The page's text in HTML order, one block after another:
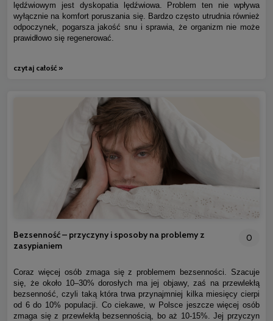
lędźwiowym jest dyskopatia lędźwiowa. Problem ten nie wpływa
wyłącznie na komfort poruszania się. Bardzo często utrudnia również
odpoczynek, pogarsza jakość snu i sprawia, że organizm nie może
prawidłowo się regenerować.
czytaj całość »
Bezsenność – przyczyny i sposoby na problemy z
zasypianiem
0
Coraz więcej osób zmaga się z problemem bezsenności. Szacuje
się, że około 10–30% dorosłych ma jej objawy, zaś na przewlekłą
bezsenność, czyli taką która trwa przynajmniej kilka miesięcy cierpi
od 6 do 10% populacji. Co ciekawe, w Polsce jeszcze więcej osób
zmaga się z przewlekłą bezsennością, bo aż 10-15%. Jej przyczyn